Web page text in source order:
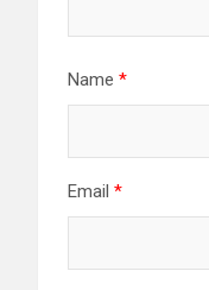
Name *
Email *